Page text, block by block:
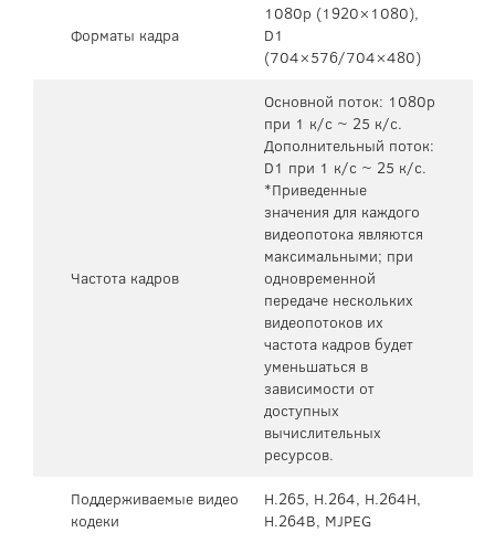
Форматы кадра
1080p (1920×1080),
D1
(704×576/704×480)
Частота кадров
Основной поток: 1080p
при 1 к/с ~ 25 к/с.
Дополнительный поток:
D1 при 1 к/с ~ 25 к/с.
*Приведенные
значения для каждого
видеопотока являются
максимальными; при
одновременной
передаче нескольких
видеопотоков их
частота кадров будет
уменьшаться в
зависимости от
доступных
вычислительных
ресурсов.
Поддерживаемые видео
кодеки
H.265, H.264, H.264H,
H.264B, MJPEG